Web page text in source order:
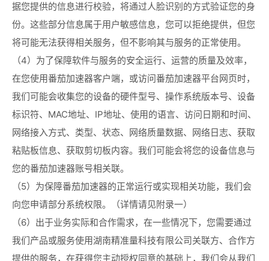
据您提供的信息进行校验，将通过人脸识别的方式验证您的身
份。这些部分信息属于用户敏感信息，您可以拒绝提供，但您
将可能无法获得相关服务，但不影响其与服务的正常使用。
（4）为了保障软件与服务的安全运行、运营的质量及效率，
在您使用番茄加速器客户端，或访问番茄加速器平台网页时，
我们可能会收集您的设备的硬件型号、操作系统版本号、设备
标识符、MAC地址、IP地址、使用的语言、访问日期和时间、
网络接入方式、类型、状态、网络质量数据、网络日志、获取
粘贴板信息、获取剪切板内容。我们可能会将您的设备信息与
您的番茄加速器账号相关联。
（5）为保障番茄加速器的正常运行或实现相关功能，我们会
向您申请部分系统权限。（详情请见附录一）
（6）出于业务实际和合作需求，在一些情况下，您需要通过
我们产品或服务使用湖南精准量科技有限公司关联方、合作方
提供的服务，在获得您主动授权同意的基础上，我们会从我们